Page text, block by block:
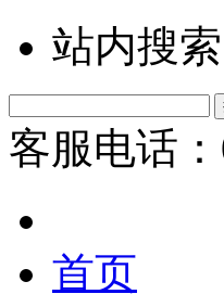
站内搜索
客服电话
首页